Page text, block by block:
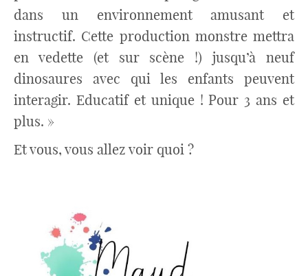
dans un environnement amusant et
instructif. Cette production monstre mettra
en vedette (et sur scène !) jusqu’à neuf
dinosaures avec qui les enfants peuvent
interagir. Educatif et unique ! Pour 3 ans et
plus. »
Et vous, vous allez voir quoi ?